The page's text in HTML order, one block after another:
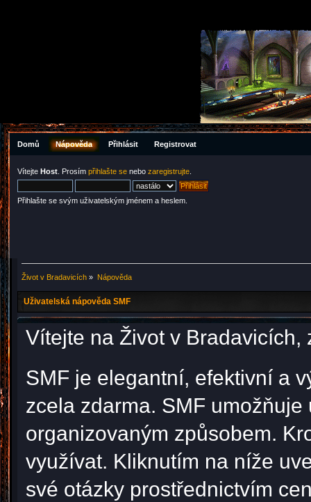
Domů Nápověda Přihlásit Registrovat
Vítejte Host . Prosím přihlašte se nebo zaregistrujte
Přihlašte se svým uživatelským jménem a heslem.
Život v Bradavicích » Nápověda
Uživatelská nápověda SMF
Vítejte na Život v
SMF je elegantní, efektivní a
zcela zdarma. SMF
organizovaným způsobem.
využívat. Kliknutím na níže
své otázky prostřednictvím